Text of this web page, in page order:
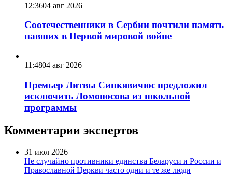
12:3604 авг 2026
Соотечественники в Сербии почтили память
павших в Первой мировой войне
11:4804 авг 2026
Премьер Литвы Синкявичюс предложил
исключить Ломоносова из школьной
программы
Комментарии экспертов
31 июл 2026
Не случайно противники единства Беларуси и России и
Православной Церкви часто одни и те же люди